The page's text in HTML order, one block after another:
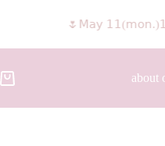
🌷𝖬𝖺𝗒
about